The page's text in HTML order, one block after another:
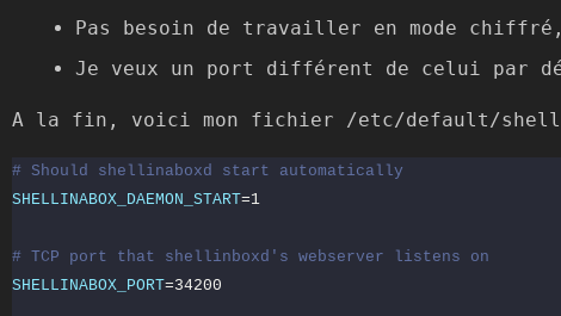
Pas besoin de travailler en mode
Je veux un port différent de celui par
A la fin, voici mon fichier /etc/default/
# Should shellinaboxd start automatically
SHELLINABOX_DAEMON_START=1
# TCP port that shellinboxd's webserver listens on
SHELLINABOX_PORT=34200